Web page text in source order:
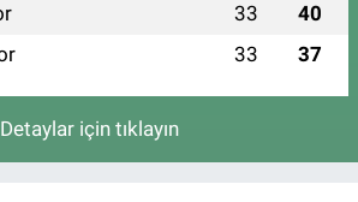
33 40
33 37
Detaylar için tıklayın